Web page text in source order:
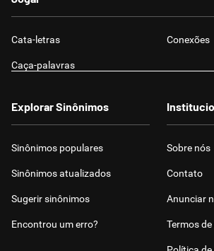
Cata-letras Conexões
Caça-palavras
Explorar Sinônimos
Sinônimos populares
Sinônimos atualizados
Sugerir sinônimos
Encontrou um erro?
Sobre nós
Contato
Anunciar
Termos